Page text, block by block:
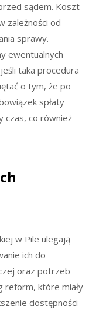
sądem. Koszt
zależności od
sprawy.
ewentualnych
taka procedura
o tym, że po
spłaty
czas, co również
w Pile ulegają
ich do
oraz potrzeb
reform, które miały
dostępności